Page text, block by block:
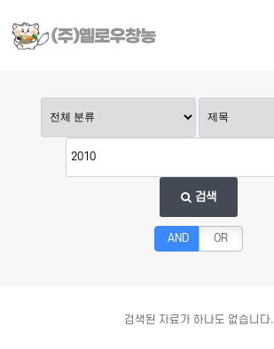
검색
AND OR
검색된 자료가 하나도 없습니다.